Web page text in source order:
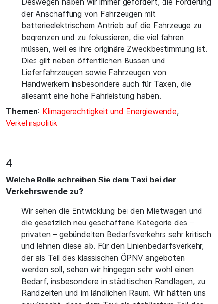
Deswegen haben wir immer gefordert, die Förderung
der Anschaffung von Fahrzeugen mit
batterieelektrischem Antrieb auf die Fahrzeuge zu
begrenzen und zu fokussieren, die viel fahren
müssen, weil es ihre originäre Zweckbestimmung ist.
Dies gilt neben öffentlichen Bussen und
Lieferfahrzeugen sowie Fahrzeugen von
Handwerkern insbesondere auch für Taxen, die
allesamt eine hohe Fahrleistung haben.
Themen: Klimagerechtigkeit und Energiewende,
Verkehrspolitik
4
Welche Rolle schreiben Sie dem Taxi bei der
Verkehrswende zu?
Wir sehen die Entwicklung bei den Mietwagen und
die gesetzlich neu geschaffene Kategorie des –
privaten – gebündelten Bedarfsverkehrs sehr kritisch
und lehnen diese ab. Für den Linienbedarfsverkehr,
der als Teil des klassischen ÖPNV angeboten
werden soll, sehen wir hingegen sehr wohl einen
Bedarf, insbesondere in städtischen Randlagen, zu
Randzeiten und im ländlichen Raum. Wir hätten uns